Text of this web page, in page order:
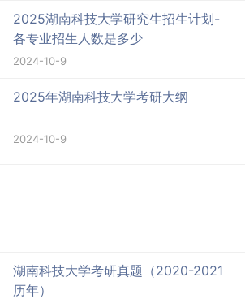
2025湖南科技大学研究生招生计划-
各专业招生人数是多少
2024-10-9
2025年湖南科技大学考研大纲
2024-10-9
湖南科技大学考研真题（2020-2021
历年）